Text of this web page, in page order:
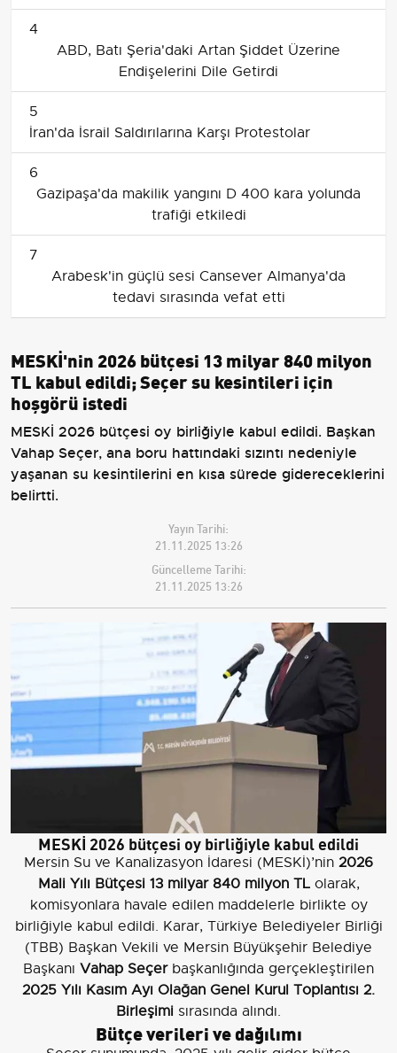
4
ABD, Batı Şeria'daki Artan Şiddet Üzerine
Endişelerini Dile Getirdi
5
İran'da İsrail Saldırılarına Karşı Protestolar
6
Gazipaşa'da makilik yangını D 400 kara yolunda
trafiği etkiledi
7
Arabesk'in güçlü sesi Cansever Almanya'da
tedavi sırasında vefat etti
MESKİ'nin 2026 bütçesi 13 milyar 840 milyon
TL kabul edildi; Seçer su kesintileri için
hoşgörü istedi
MESKİ 2026 bütçesi oy birliğiyle kabul edildi. Başkan
Vahap Seçer, ana boru hattındaki sızıntı nedeniyle
yaşanan su kesintilerini en kısa sürede gidereceklerini
belirtti.
Yayın Tarihi:
21.11.2025 13:26
Güncelleme Tarihi:
21.11.2025 13:26
MESKİ 2026 bütçesi oy birliğiyle kabul edildi
Mersin Su ve Kanalizasyon İdaresi (MESKİ)’nin 2026
Mali Yılı Bütçesi 13 milyar 840 milyon TLolarak,
komisyonlara havale edilen maddelerle birlikte oy
birliğiyle kabul edildi. Karar, Türkiye Belediyeler Birliği
(TBB) Başkan Vekili ve Mersin Büyükşehir Belediye
Başkanı Vahap Seçerbaşkanlığında gerçekleştirilen
2025 Yılı Kasım Ayı Olağan Genel Kurul Toplantısı 2.
Birleşimi sırasında alındı.
Bütçe verileri ve dağılımı